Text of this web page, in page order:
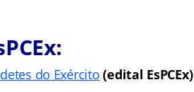
do Exército (edital EsPCEx)